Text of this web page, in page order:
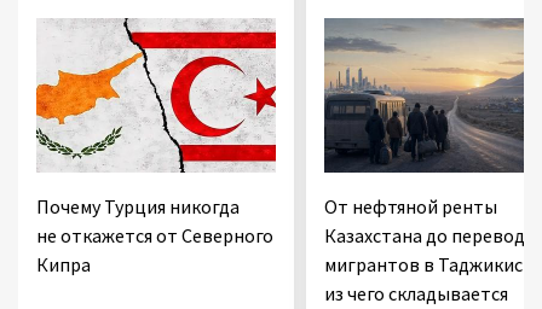
Почему Турция никогда
не откажется от Северного
Кипра
От нефтяной ренты
Казахстана до
мигрантов в
из чего складывается